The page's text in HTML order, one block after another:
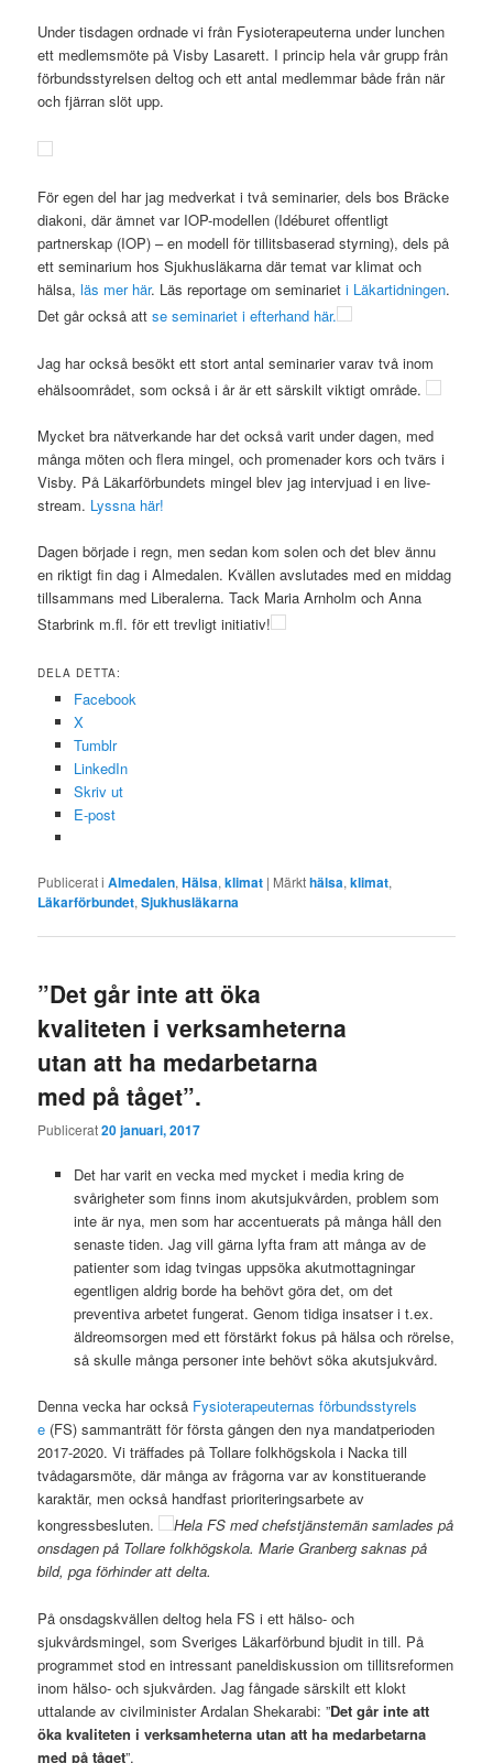
Under tisdagen ordnade vi från Fysioterapeuterna under lunchen
ett medlemsmöte på Visby Lasarett. I princip hela vår grupp från
förbundsstyrelsen deltog och ett antal medlemmar både från när
och fjärran slöt upp.
För egen del har jag medverkat i två seminarier, dels bos Bräcke
diakoni, där ämnet var IOP-modellen (Idéburet offentligt
partnerskap (IOP) – en modell för tillitsbaserad styrning), dels på
ett seminarium hos Sjukhusläkarna där temat var klimat och
hälsa,läs mer här. Läs reportage om seminarieti Läkartidningen.
Det går också attse seminariet i efterhand här.
Jag har också besökt ett stort antal seminarier varav två inom
ehälsoområdet, som också i år är ett särskilt viktigt område.
Mycket bra nätverkande har det också varit under dagen, med
många möten och flera mingel, och promenader kors och tvärs i
Visby. På Läkarförbundets mingel blev jag intervjuad i en live-
stream. Lyssna här!
Dagen började i regn, men sedan kom solen och det blev ännu
en riktigt fin dag i Almedalen. Kvällen avslutades med en middag
tillsammans med Liberalerna. Tack Maria Arnholm och Anna
Starbrink m.fl. för ett trevligt initiativ!
DELA DETTA:
Facebook
X
Tumblr
LinkedIn
Skriv ut
E-post
Publicerat i Almedalen,Hälsa,klimat | Märkthälsa,klimat,
Läkarförbundet,Sjukhusläkarna
”Det går inte att öka
kvaliteten i verksamheterna
utan att ha medarbetarna
med på tåget”.
Publicerat20 januari, 2017
Det har varit en vecka med mycket i media kring de
svårigheter som finns inom akutsjukvården, problem som
inte är nya, men som har accentuerats på många håll den
senaste tiden. Jag vill gärna lyfta fram att många av de
patienter som idag tvingas uppsöka akutmottagningar
egentligen aldrig borde ha behövt göra det, om det
preventiva arbetet fungerat. Genom tidiga insatser i t.ex.
äldreomsorgen med ett förstärkt fokus på hälsa och rörelse,
så skulle många personer inte behövt söka akutsjukvård.
Denna vecka har också Fysioterapeuternas förbundsstyrels
e (FS) sammanträtt för första gången den nya mandatperioden
2017-2020. Vi träffades på Tollare folkhögskola i Nacka till
tvådagarsmöte, där många av frågorna var av konstituerande
karaktär, men också handfast prioriteringsarbete av
kongressbesluten.
Hela FS med chefstjänstemän samlades på
onsdagen på Tollare folkhögskola. Marie Granberg saknas på
bild, pga förhinder att delta.
På onsdagskvällen deltog hela FS i ett hälso- och
sjukvårdsmingel, som Sveriges Läkarförbund bjudit in till. På
programmet stod en intressant paneldiskussion om tillitsreformen
inom hälso- och sjukvården. Jag fångade särskilt ett klokt
uttalande av civilminister Ardalan Shekarabi: ”Det går inte att
öka kvaliteten i verksamheterna utan att ha medarbetarna
med på tåget”.